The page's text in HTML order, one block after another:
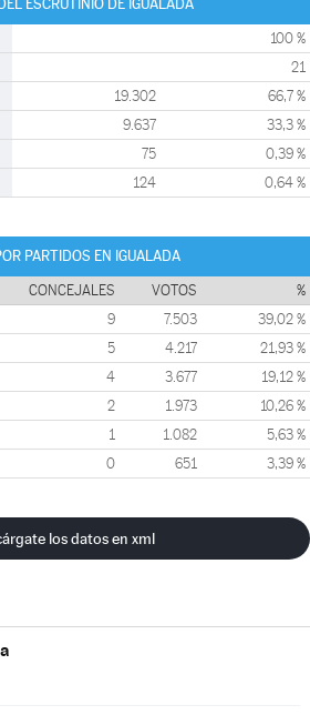
ESCRUTINIO DE IGUALADA
100 %
21
19.302 66,7 %
9.637 33,3 %
75 0,39 %
124 0,64 %
PARTIDOS EN IGUALADA
CONCEJALES VOTOS %
9 7.503 39,02 %
5 4.217 21,93 %
4 3.677 19,12 %
2 1.973 10,26 %
1 1.082 5,63 %
0 651 3,39 %
los datos en xml